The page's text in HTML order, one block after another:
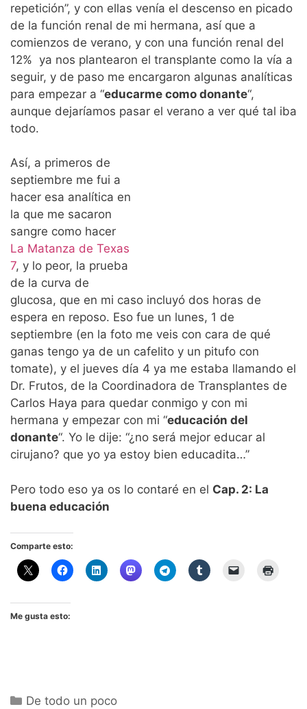
repetición”, y con ellas venía el descenso en picado
de la función renal de mi hermana, así que a
comienzos de verano, y con una función renal del
12% ya nos plantearon el transplante como la vía a
seguir, y de paso me encargaron algunas analíticas
para empezar a “educarme como donante“,
aunque dejaríamos pasar el verano a ver qué tal iba
todo.
Así, a primeros de
septiembre me fui a
hacer esa analítica en
la que me sacaron
sangre como hacer
La Matanza de Texas
7, y lo peor, la prueba
de la curva de
glucosa, que en mi caso incluyó dos horas de
espera en reposo. Eso fue un lunes, 1 de
septiembre (en la foto me veis con cara de qué
ganas tengo ya de un cafelito y un pitufo con
tomate), y el jueves día 4 ya me estaba llamando el
Dr. Frutos, de la Coordinadora de Transplantes de
Carlos Haya para quedar conmigo y con mi
hermana y empezar con mi “educación del
donante“. Yo le dije: “¿no será mejor educar al
cirujano? que yo ya estoy bien educadita…”
Pero todo eso ya os lo contaré en el Cap. 2: La
buena educación
Comparte esto:
Me gusta esto:
Categorías
De todo un poco